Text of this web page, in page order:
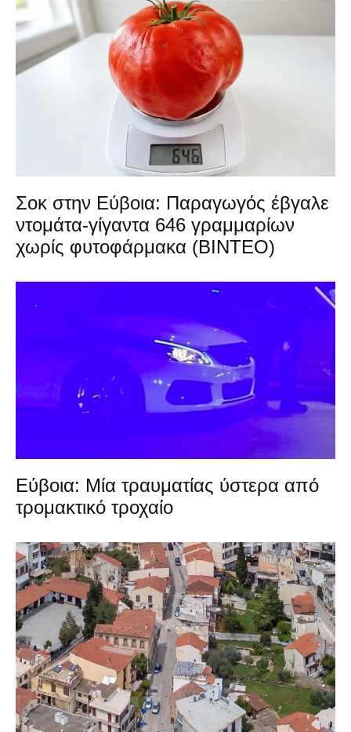
Σοκ στην Εύβοια: Παραγωγός έβγαλε
ντομάτα-γίγαντα 646 γραμμαρίων
χωρίς φυτοφάρμακα (ΒΙΝΤΕΟ)
Εύβοια: Μία τραυματίας ύστερα από
τρομακτικό τροχαίο